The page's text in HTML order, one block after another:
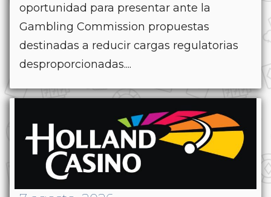
oportunidad para presentar ante la
Gambling Commission propuestas
destinadas a reducir cargas regulatorias
desproporcionadas....